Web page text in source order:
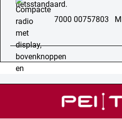
7000 00757803